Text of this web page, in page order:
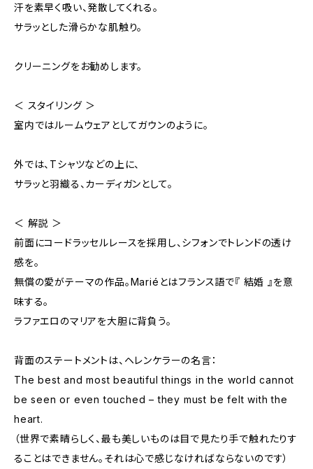
汗を素早く吸い、発散してくれる。
サラッとした滑らかな肌触り。
クリーニングをお勧めします。
＜ スタイリング ＞
室内ではルームウェアとしてガウンのように。
外では、Tシャツなどの上に、
サラッと羽織る、カーディガンとして。
＜ 解説 ＞
前面にコードラッセルレースを採用し、シフォンでトレンドの透け
感を。
無償の愛がテーマの作品。Mariéとはフランス語で『 結婚 』を意
味する。
ラファエロのマリアを大胆に背負う。
背面のステートメントは、ヘレンケラーの名言：
The best and most beautiful things in the world cannot
be seen or even touched – they must be felt with the
heart.
（世界で素晴らしく、最も美しいものは目で見たり手で触れたりす
ることはできません。それは心で感じなければならないのです）